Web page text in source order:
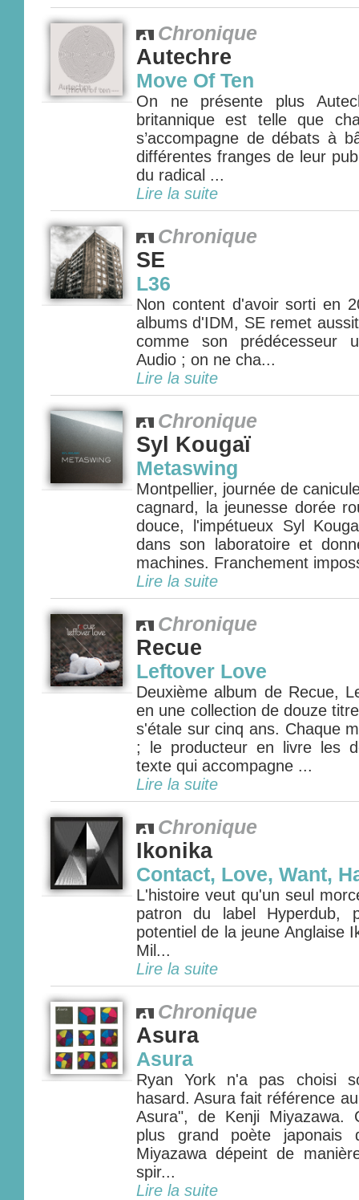
Chronique
Autechre
Move Of Ten
On ne présente plus
britannique est telle que
s’accompagne de débats à
différentes franges de leur
du radical ...
Lire la suite
Chronique
SE
L36
Non content d'avoir sorti en
albums d'IDM, SE remet
comme son prédécesseur
Audio ; on ne cha...
Lire la suite
Chronique
Syl Kougaï
Metaswing
Montpellier, journée de
cagnard, la jeunesse dorée
douce, l'impétueux Syl
dans son laboratoire et
machines. Franchement
Lire la suite
Chronique
Recue
Leftover Love
Deuxième album de Recue,
en une collection de douze
s'étale sur cinq ans. Chaque
; le producteur en livre les
texte qui accompagne ...
Lire la suite
Chronique
Ikonika
Contact, Love, Want,
L'histoire veut qu'un seul
patron du label Hyperdub,
potentiel de la jeune Anglaise
Mil...
Lire la suite
Chronique
Asura
Asura
Ryan York n'a pas choisi
hasard. Asura fait référence
Asura", de Kenji Miyazawa.
plus grand poète japonais
Miyazawa dépeint de
spir...
Lire la suite